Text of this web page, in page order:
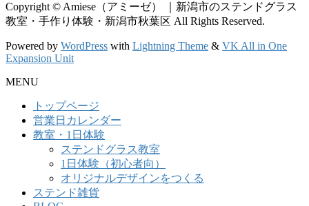
Copyright © Amiese（アミーゼ） ｜新潟市のステンドグラス
教室・手作り体験・新潟市秋葉区 All Rights Reserved.
Powered by WordPress with Lightning Theme & VK All in One
Expansion Unit
MENU
トップページ
営業日カレンダー
教室・1日体験
ステンドグラス教室
1日体験（初心者向）
オリジナルデザインをつくる
ステンド雑貨